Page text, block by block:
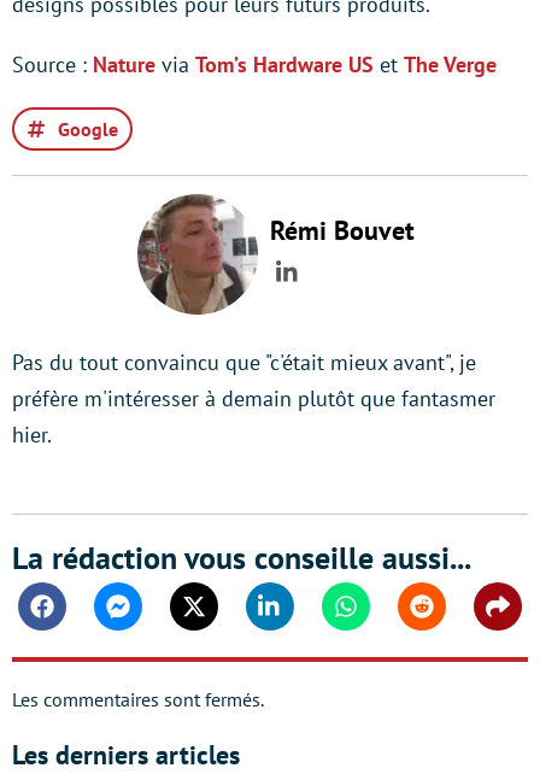
Source : Nature via Tom’s Hardware US et The Verge
Google
Rémi Bouvet
LinkedIn
Pas du tout convaincu que "c'était mieux avant", je
préfère m'intéresser à demain plutôt que fantasmer
hier.
La rédaction vous conseille aussi...
FacebookMessengerTwitter Linkedin WhatsappReddit
Les commentaires sont fermés.
Les derniers articles